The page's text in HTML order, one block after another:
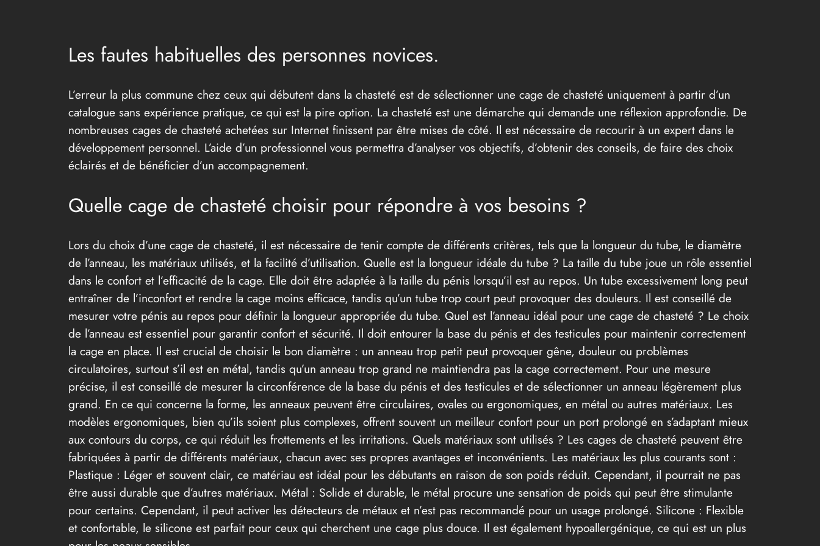
Les fautes habituelles des personnes novices.
L’erreur la plus commune chez ceux qui débutent dans la chasteté est de sélectionner une cage de chasteté uniquement à partir d’un
catalogue sans expérience pratique, ce qui est la pire option. La chasteté est une démarche qui demande une réflexion approfondie. De
nombreuses cages de chasteté achetées sur Internet finissent par être mises de côté. Il est nécessaire de recourir à un expert dans le
développement personnel. L’aide d’un professionnel vous permettra d’analyser vos objectifs, d’obtenir des conseils, de faire des choix
éclairés et de bénéficier d’un accompagnement.
Quelle cage de chasteté choisir pour répondre à vos besoins ?
Lors du choix d’une cage de chasteté, il est nécessaire de tenir compte de différents critères, tels que la longueur du tube, le diamètre
de l’anneau, les matériaux utilisés, et la facilité d’utilisation. Quelle est la longueur idéale du tube ? La taille du tube joue un rôle essentiel
dans le confort et l’efficacité de la cage. Elle doit être adaptée à la taille du pénis lorsqu’il est au repos. Un tube excessivement long peut
entraîner de l’inconfort et rendre la cage moins efficace, tandis qu’un tube trop court peut provoquer des douleurs. Il est conseillé de
mesurer votre pénis au repos pour définir la longueur appropriée du tube. Quel est l’anneau idéal pour une cage de chasteté ? Le choix
de l’anneau est essentiel pour garantir confort et sécurité. Il doit entourer la base du pénis et des testicules pour maintenir correctement
la cage en place. Il est crucial de choisir le bon diamètre : un anneau trop petit peut provoquer gêne, douleur ou problèmes
circulatoires, surtout s’il est en métal, tandis qu’un anneau trop grand ne maintiendra pas la cage correctement. Pour une mesure
précise, il est conseillé de mesurer la circonférence de la base du pénis et des testicules et de sélectionner un anneau légèrement plus
grand. En ce qui concerne la forme, les anneaux peuvent être circulaires, ovales ou ergonomiques, en métal ou autres matériaux. Les
modèles ergonomiques, bien qu’ils soient plus complexes, offrent souvent un meilleur confort pour un port prolongé en s’adaptant mieux
aux contours du corps, ce qui réduit les frottements et les irritations. Quels matériaux sont utilisés ? Les cages de chasteté peuvent être
fabriquées à partir de différents matériaux, chacun avec ses propres avantages et inconvénients. Les matériaux les plus courants sont :
Plastique : Léger et souvent clair, ce matériau est idéal pour les débutants en raison de son poids réduit. Cependant, il pourrait ne pas
être aussi durable que d’autres matériaux. Métal : Solide et durable, le métal procure une sensation de poids qui peut être stimulante
pour certains. Cependant, il peut activer les détecteurs de métaux et n’est pas recommandé pour un usage prolongé. Silicone : Flexible
et confortable, le silicone est parfait pour ceux qui cherchent une cage plus douce. Il est également hypoallergénique, ce qui est un plus